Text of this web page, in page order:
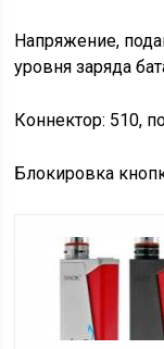
Напряжение,
уровня заряда
Коннектор: 510,
Блокировка